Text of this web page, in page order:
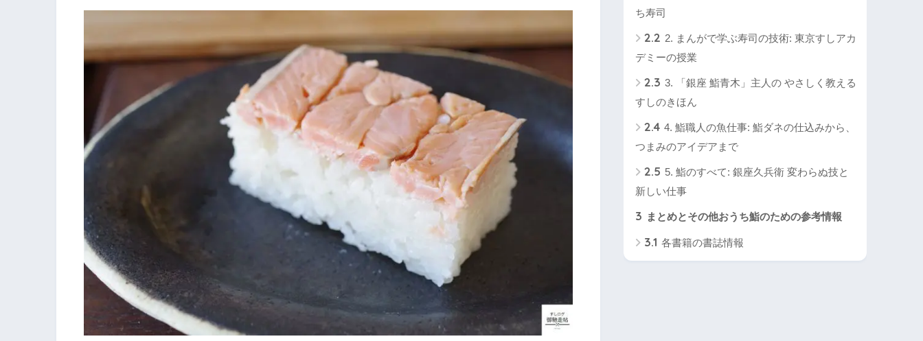
ち寿司
2.2 2. まんがで学ぶ寿司の技術: 東京すしアカ
デミーの授業
2.3 3. 「銀座 鮨青木」主人の やさしく教える
すしのきほん
2.4 4. 鮨職人の魚仕事: 鮨ダネの仕込みから、
つまみのアイデアまで
2.5 5. 鮨のすべて: 銀座久兵衛 変わらぬ技と
新しい仕事
3 まとめとその他おうち鮨のための参考情報
3.1 各書籍の書誌情報